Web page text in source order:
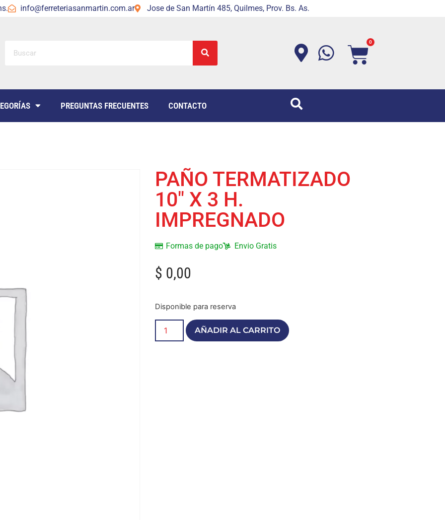
info@ferreteriasanmartin.com.ar Jose de San Martín 485, Quilmes, Prov. Bs. As.
0
PREGUNTAS FRECUENTES CONTACTO
PAÑO TERMATIZADO
10″ X 3 H.
IMPREGNADO
Formas de pago Envio Gratis
$ 0,00
Disponible para reserva
AÑADIR AL CARRITO